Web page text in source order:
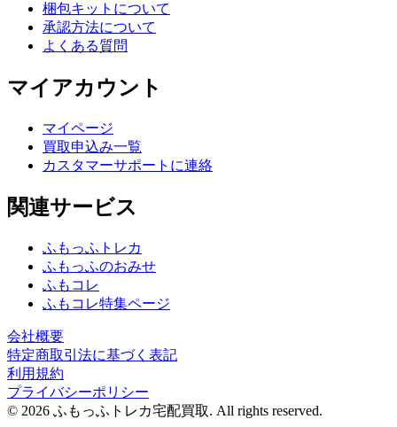
梱包キットについて
承認方法について
よくある質問
マイアカウント
マイページ
買取申込み一覧
カスタマーサポートに連絡
関連サービス
ふもっふトレカ
ふもっふのおみせ
ふもコレ
ふもコレ特集ページ
会社概要
特定商取引法に基づく表記
利用規約
プライバシーポリシー
© 2026 ふもっふトレカ宅配買取. All rights reserved.